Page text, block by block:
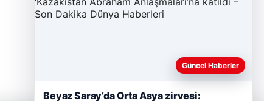
Güncel Haberler
Beyaz Saray’da Orta Asya zirvesi: